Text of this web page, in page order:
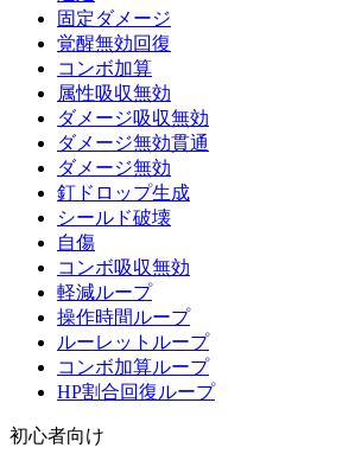
固定ダメージ
覚醒無効回復
コンボ加算
属性吸収無効
ダメージ吸収無効
ダメージ無効貫通
ダメージ無効
釘ドロップ生成
シールド破壊
自傷
コンボ吸収無効
軽減ループ
操作時間ループ
ルーレットループ
コンボ加算ループ
HP割合回復ループ
初心者向け